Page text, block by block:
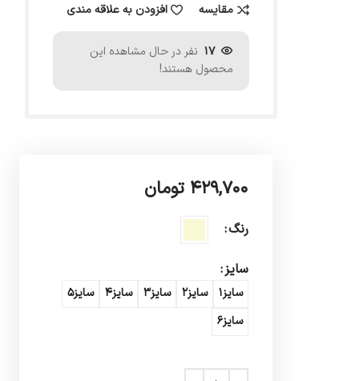
مقایسه افزودن به علاقه مندی
17 نفر در حال مشاهده این
محصول هستند!
۴۲۹,۷۰۰ تومان
رنگ
سایز
سایز1 سایز2 سایز3 سایز4
سایز5
سایز6